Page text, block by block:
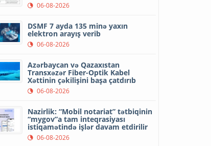
06-08-2026
DSMF 7 ayda 135 minə yaxın
elektron arayış verib
06-08-2026
Azərbaycan və Qazaxıstan
Transxəzər Fiber-Optik Kabel
Xəttinin çəkilişini başa çatdırıb
06-08-2026
Nazirlik: “Mobil notariat” tətbiqinin
“mygov”a tam inteqrasiyası
istiqamətində işlər davam etdirilir
06-08-2026